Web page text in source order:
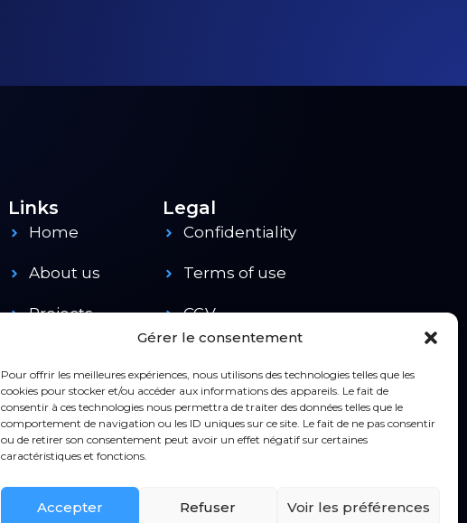
Gérer le consentement
Pour offrir les meilleures expériences, nous utilisons des technologies telles que les
cookies pour stocker et/ou accéder aux informations des appareils. Le fait de
consentir à ces technologies nous permettra de traiter des données telles que le
comportement de navigation ou les ID uniques sur ce site. Le fait de ne pas consentir
ou de retirer son consentement peut avoir un effet négatif sur certaines
caractéristiques et fonctions.
Accepter Refuser Voir les préférences
Links
Home
About us
Projects
Legal
Confidentiality
Terms of use
CGV